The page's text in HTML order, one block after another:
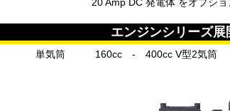
20 Amp DC 発電体 をオプショ
エンジンシリーズ展
単気筒 160cc - 400cc V型2気筒